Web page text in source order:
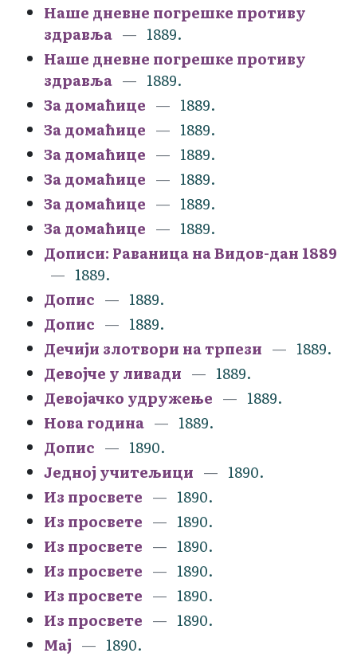
Наше дневне погрешке противу
здравља
1889.
Наше дневне погрешке противу
здравља
1889.
За домаћице
1889.
За домаћице
1889.
За домаћице
1889.
За домаћице
1889.
За домаћице
1889.
За домаћице
1889.
Дописи: Раваница на Видов-дан 1889
1889.
Допис
1889.
Допис
1889.
Дечији злотвори на трпези
1889.
Девојче у ливади
1889.
Девојачко удружење
1889.
Нова година
1889.
Допис
1890.
Једној учитељици
1890.
Из просвете
1890.
Из просвете
1890.
Из просвете
1890.
Из просвете
1890.
Из просвете
1890.
Из просвете
1890.
Мај
1890.